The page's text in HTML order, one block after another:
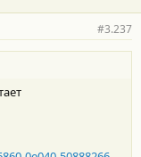
#3.237